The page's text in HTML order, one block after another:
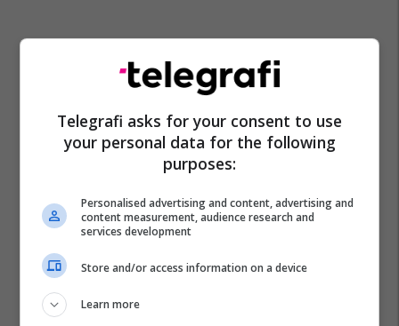
Reklamo këtu
Një hap më afër pronës së duhur
– zbuloni përzgjedhjen javore në
Telegrafi Real Estate
IPKO, Sponsor i Artë i DokuFest
frymëzon gjeneratën e re të
Telegrafi asks for your consent to use
your personal data for the following
purposes:
Personalised advertising and content, advertising and
content measurement, audience research and
services development
Store and/or access information on a device
Learn more